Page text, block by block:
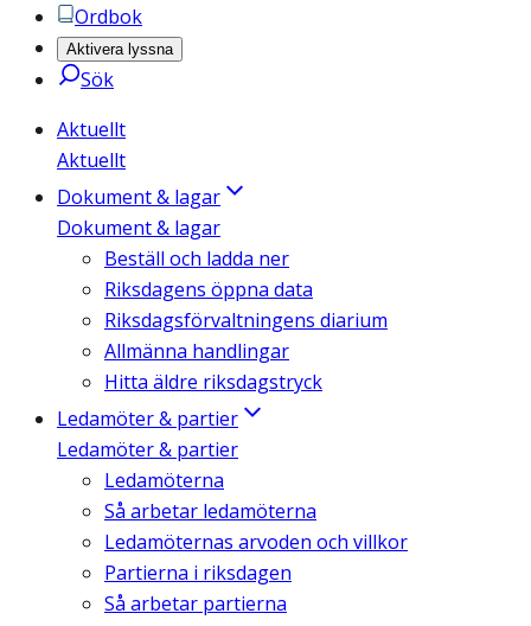
Ordbok
Aktivera lyssna
Sök
Aktuellt
Aktuellt
Dokument & lagar
Dokument & lagar
Beställ och ladda ner
Riksdagens öppna data
Riksdagsförvaltningens diarium
Allmänna handlingar
Hitta äldre riksdagstryck
Ledamöter & partier
Ledamöter & partier
Ledamöterna
Så arbetar ledamöterna
Ledamöternas arvoden och villkor
Partierna i riksdagen
Så arbetar partierna